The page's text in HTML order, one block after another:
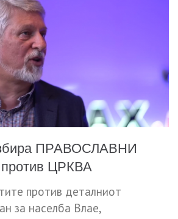
ПРАВОСЛАВНИ
против ЦРКВА
против деталниот
за населба Влае,